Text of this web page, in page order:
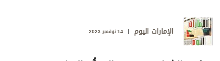
الترفيه
التعليم والمعرفة
الإمارات اليوم 14 نوفمبر 2023